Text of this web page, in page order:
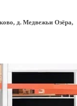
д. Медвежьи Озёра,